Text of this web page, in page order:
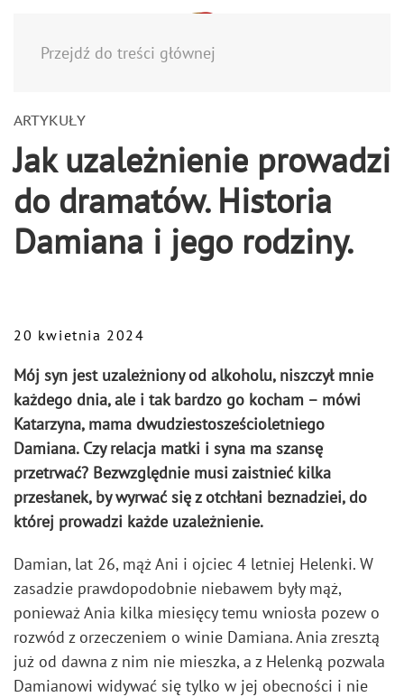
Przejdź do treści głównej
ARTYKUŁY
Jak uzależnienie prowadzi
do dramatów. Historia
Damiana i jego rodziny.
20 kwietnia 2024
Mój syn jest uzależniony od alkoholu, niszczył mnie
każdego dnia, ale i tak bardzo go kocham – mówi
Katarzyna, mama dwudziestosześcioletniego
Damiana. Czy relacja matki i syna ma szansę
przetrwać? Bezwzględnie musi zaistnieć kilka
przesłanek, by wyrwać się z otchłani beznadziei, do
której prowadzi każde uzależnienie.
Damian, lat 26, mąż Ani i ojciec 4 letniej Helenki. W
zasadzie prawdopodobnie niebawem były mąż,
ponieważ Ania kilka miesięcy temu wniosła pozew o
rozwód z orzeczeniem o winie Damiana. Ania zresztą
już od dawna z nim nie mieszka, a z Helenką pozwala
Damianowi widywać się tylko w jej obecności i nie